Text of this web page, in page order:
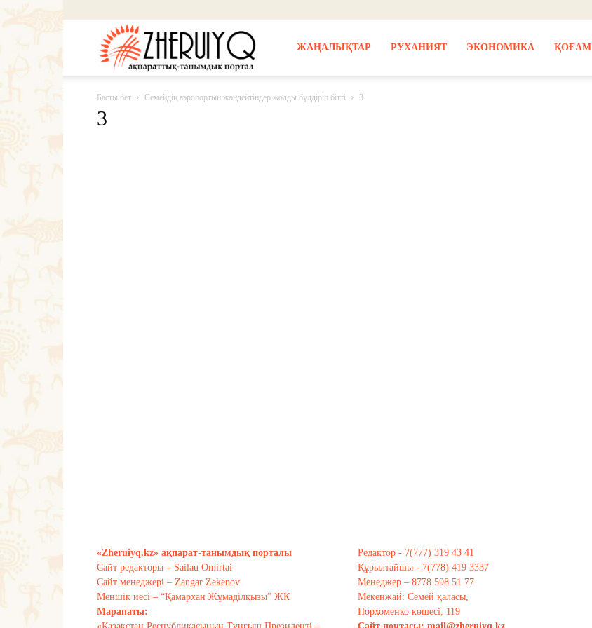
ЖАҢАЛЫҚТАР РУХАНИЯТ ЭКОНОМИКА ҚОҒАМ
Басты бет Семейдің аэропортын жөндейтіндер жолды бүлдіріп бітті 3
3
«Zheruiyq.kz» ақпарат-танымдық порталы
Сайт редакторы – Sailau Omirtai
Сайт менеджері – Zangar Zekenov
Меншік иесі – “Қамархан Жұмаділқызы” ЖК
Марапаты:
Редактор - 7(777) 319 43 41
Құрылтайшы - 7(778) 419 3337
Менеджер – 8778 598 51 77
Мекенжай: Семей қаласы,
Порхоменко көшесі, 119